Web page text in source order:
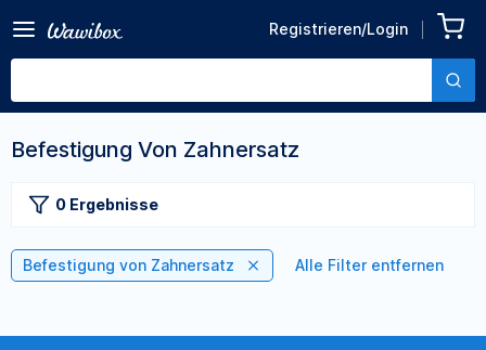
Registrieren/Login
Befestigung Von Zahnersatz
0 Ergebnisse
Befestigung von Zahnersatz Alle Filter entfernen